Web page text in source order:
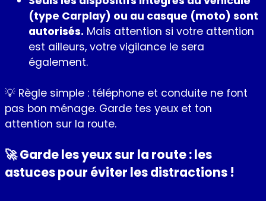
(type Carplay) ou au casque (moto) sont
autorisés. Mais attention si votre attention
est ailleurs, votre vigilance le sera
également.
💡 Règle simple : téléphone et conduite ne font
pas bon ménage. Garde tes yeux et ton
attention sur la route.
🚀 Garde les yeux sur la route : les
astuces pour éviter les distractions !